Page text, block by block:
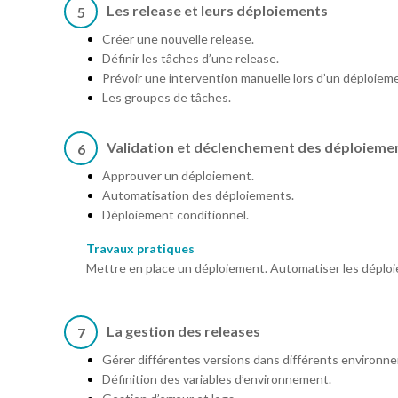
5 Les release et leurs déploiements
Créer une nouvelle release.
Définir les tâches d’une release.
Prévoir une intervention manuelle lors d’un
Les groupes de tâches.
6 Validation et déclenchement des
Approuver un déploiement.
Automatisation des déploiements.
Déploiement conditionnel.
Travaux pratiques
Mettre en place un déploiement. Automatiser les
7 La gestion des releases
Gérer différentes versions dans différents
Définition des variables d’environnement.